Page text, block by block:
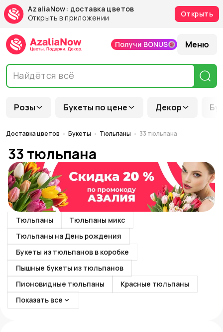
AzaliaNow: доставка цветов
Открыть в приложении
Открыть
Розы Букеты по цене Декор
Получи BONUS Меню
Доставка цветов Букеты Тюльпаны 33 тюльпана
33 тюльпана
Тюльпаны
Тюльпаны микс
Тюльпаны на День рождения
Букеты из тюльпанов в коробке
Пышные букеты из тюльпанов
Пионовидные тюльпаны
Красные тюльпаны
Показать все